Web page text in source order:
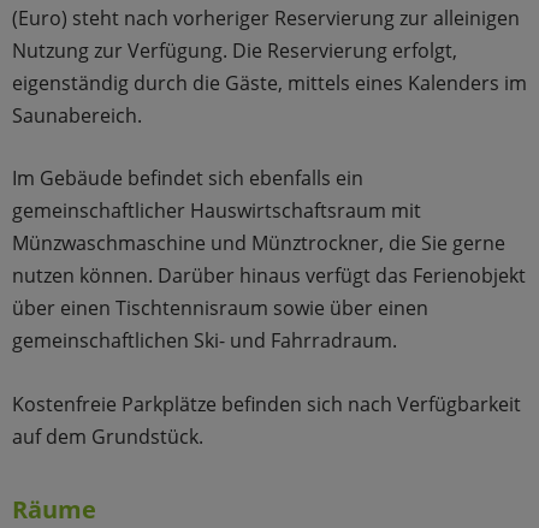
(Euro) steht nach vorheriger Reservierung zur alleinigen
Nutzung zur Verfügung. Die Reservierung erfolgt,
eigenständig durch die Gäste, mittels eines Kalenders im
Saunabereich.
Im Gebäude befindet sich ebenfalls ein
gemeinschaftlicher Hauswirtschaftsraum mit
Münzwaschmaschine und Münztrockner, die Sie gerne
nutzen können. Darüber hinaus verfügt das Ferienobjekt
über einen Tischtennisraum sowie über einen
gemeinschaftlichen Ski- und Fahrradraum.
Kostenfreie Parkplätze befinden sich nach Verfügbarkeit
auf dem Grundstück.
Räume